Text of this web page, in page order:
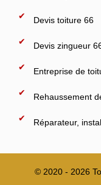
Devis toiture 66
Devis zingueur
Entreprise de
Rehaussement
Réparateur,
© 2020 - 2026